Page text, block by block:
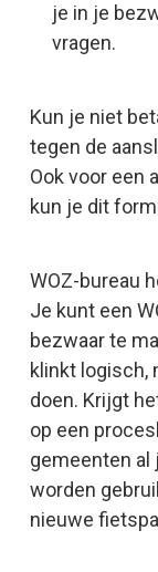
je in je
vragen.
Kun je niet
tegen de
Ook voor een
kun je dit
WOZ-bureau
Je kunt een
bezwaar te
klinkt logisch,
doen. Krijgt
op een
gemeenten al
worden
nieuwe